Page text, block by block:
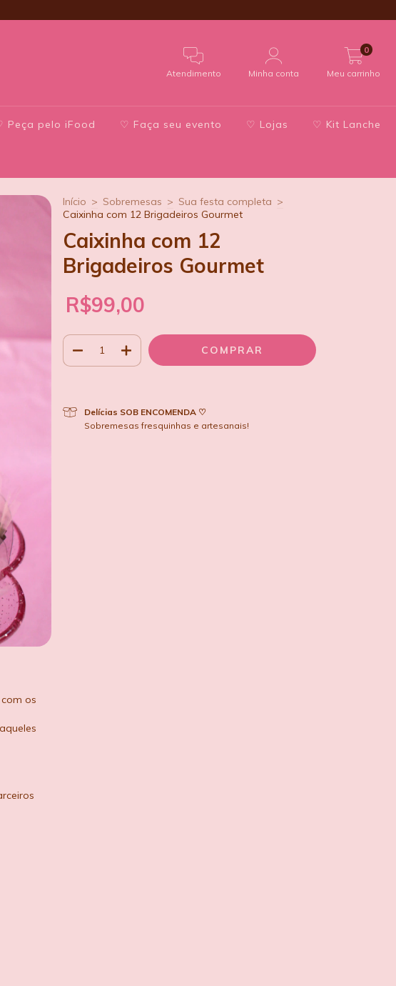
Atendimento Minha conta Meu carrinho
0
Peça pelo iFood ♡ Faça seu evento ♡ Lojas ♡ Kit Lanche
os
Início > Sobremesas > Sua festa completa >
Caixinha com 12 Brigadeiros Gourmet
Caixinha com 12
Brigadeiros Gourmet
R$99,00
Delícias SOB ENCOMENDA ♡
Sobremesas fresquinhas e artesanais!